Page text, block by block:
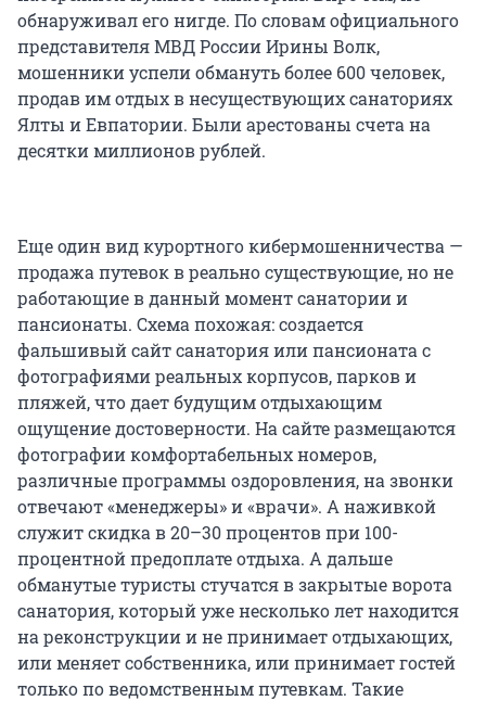
обнаруживал его нигде. По словам официального
представителя МВД России Ирины Волк,
мошенники успели обмануть более 600 человек,
продав им отдых в несуществующих санаториях
Ялты и Евпатории. Были арестованы счета на
десятки миллионов рублей.
Еще один вид курортного кибермошенничества —
продажа путевок в реально существующие, но не
работающие в данный момент санатории и
пансионаты. Схема похожая: создается
фальшивый сайт санатория или пансионата с
фотографиями реальных корпусов, парков и
пляжей, что дает будущим отдыхающим
ощущение достоверности. На сайте размещаются
фотографии комфортабельных номеров,
различные программы оздоровления, на звонки
отвечают «менеджеры» и «врачи». А наживкой
служит скидка в 20–30 процентов при 100-
процентной предоплате отдыха. А дальше
обманутые туристы стучатся в закрытые ворота
санатория, который уже несколько лет находится
на реконструкции и не принимает отдыхающих,
или меняет собственника, или принимает гостей
только по ведомственным путевкам. Такие